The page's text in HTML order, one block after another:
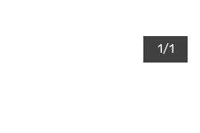
1/1